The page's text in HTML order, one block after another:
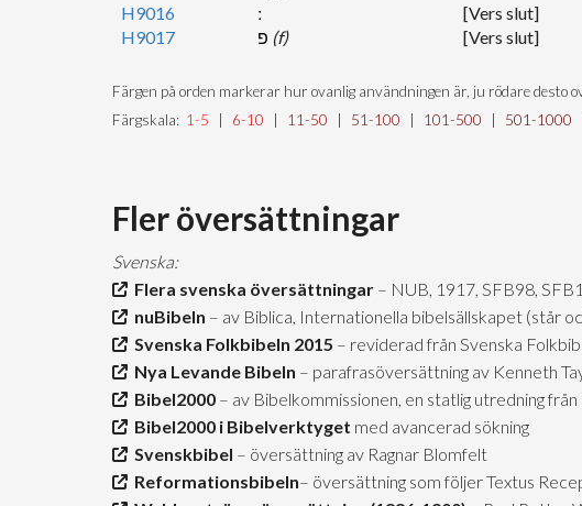
H9016
H9017
(f)
[Vers slut]
[Vers slut]
Färgen på orden markerar hur ovanlig användningen är, ju rödare desto
Färgskala: 1-5 6-10 11-50 51-100 101-500 501-1000
Fler översättningar
Svenska:
Flera svenska översättningar – NUB, 1917, SFB98,
nuBibeln – av Biblica, Internationella bibelsällskapet (står
Svenska Folkbibeln 2015 – reviderad från Svenska
Nya Levande Bibeln – parafrasöversättning av Kenneth
Bibel2000 – av Bibelkommissionen, en statlig utredning
Bibel2000 i Bibelverktyget med avancerad sökning
Svenskbibel – översättning av Ragnar Blomfelt
Reformationsbibeln– översättning som följer Textus